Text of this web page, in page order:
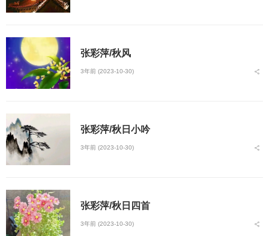
张彩萍/秋风
3年前 (2023-10-30)
张彩萍/秋日小吟
3年前 (2023-10-30)
张彩萍/秋日四首
3年前 (2023-10-30)